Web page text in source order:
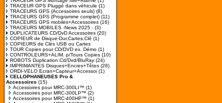
TRACEUR GPS Pluggé dans véhicule (1)
TRACEURS GPS (Accessoires seuls) (8)
TRACEURS GPS (Programme complet) (11)
TRACEURS GPS mobiles+Accessoires (16)
TRACEURS MOBILES -News 2025 - (3)
DUPLICATEURS CD/DvD Accessoires (20)
COPIEUR de Disque-Dur,Cartes,Clé (1)
COPIEURS de Clés USB ou Cartes
TOUR Copies pour CD/DVD ex. Démo (1)
CONTROLEURS+ALIM. p/Tours Copies (10)
ROBOTS Duplication Cd/Dvd/BluRay (24)
IMPRIMANTES Disques+Encres+Têtes (26)
ORDI-VELO Ecran+Capteur+Accessoi (1)
CELLOPHANEUSES Pro &
Accessoires (15)
Accessoires pour MRC-300LI™ (1)
Accessoires pour MRC-300LP™ (2)
Accessoires pour MRC-400HP™ (1)